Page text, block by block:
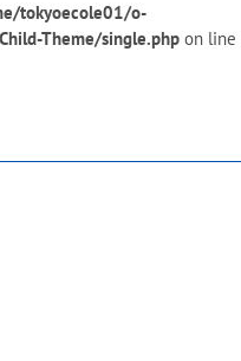
tokyoecole01/o-
Theme/single.php on line